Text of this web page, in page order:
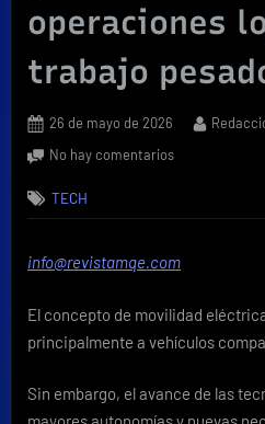
operaciones
trabajo
Posted
26 de mayo de 2026 By
No hay comentariosen
ganan
para
logísticas
y
TECH
info@revistamqe.com
El concepto de movilidad
principalmente a vehículos
Sin embargo, el avance de las